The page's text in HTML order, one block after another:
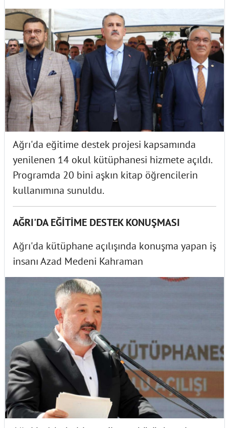
Ağrı'da eğitime destek projesi kapsamında
yenilenen 14 okul kütüphanesi hizmete açıldı.
Programda 20 bini aşkın kitap öğrencilerin
kullanımına sunuldu.
AĞRI'DA EĞİTİME DESTEK KONUŞMASI
Ağrı'da kütüphane açılışında konuşma yapan iş
insanı Azad Medeni Kahraman